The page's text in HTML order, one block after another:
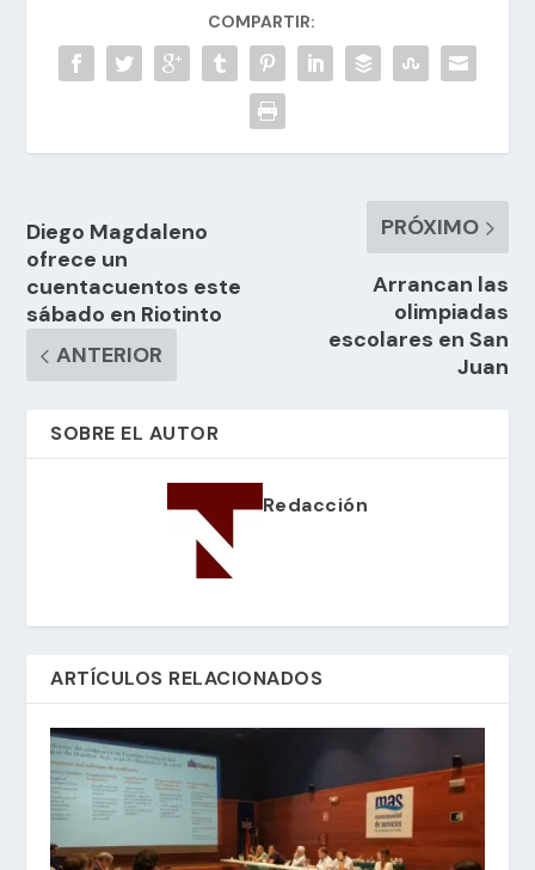
COMPARTIR:
Diego Magdaleno
ofrece un
cuentacuentos este
sábado en Riotinto
ANTERIOR
PRÓXIMO
Arrancan las
olimpiadas
escolares en San
Juan
SOBRE EL AUTOR
Redacción
ARTÍCULOS RELACIONADOS